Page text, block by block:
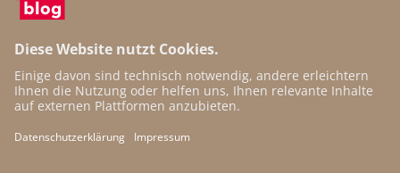
Autor:innen
Newsletter
Open Access